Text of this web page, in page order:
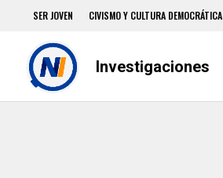
SER JOVEN CIVISMO Y CULTURA DEMOCRÁTICA
Investigaciones